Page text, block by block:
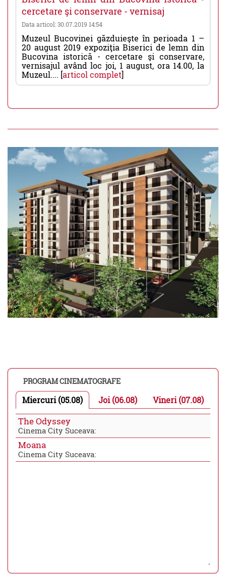
cercetare şi conservare - vernisaj
Data articol: 30.07.2019 14:54
Muzeul Bucovinei găzduieşte în perioada 1 –
20 august 2019 expoziţia Biserici de lemn din
Bucovina istorică - cercetare şi conservare,
vernisajul având loc joi, 1 august, ora 14.00, la
Muzeul.... [articol complet]
PROGRAM CINEMATOGRAFE
Miercuri (05.08) Joi (06.08) Vineri (07.08)
The Odyssey
Cinema City Suceava:
Moana
Cinema City Suceava: